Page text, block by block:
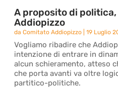
A proposito di politica,
Addiopizzo
daComitato Addiopizzo |19 Luglio
Vogliamo ribadire che
intenzione di entrare in
alcun schieramento, atteso
che porta avanti va oltre
partitico-politiche.